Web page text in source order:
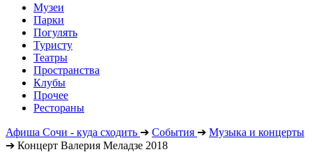
Музеи
Парки
Погулять
Туристу
Театры
Пространства
Клубы
Прочее
Рестораны
Афиша Сочи - куда сходить ➔ События ➔ Музыка и концерты
➔ Концерт Валерия Меладзе 2018